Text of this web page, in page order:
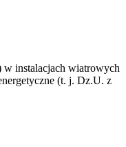
w instalacjach wiatrowych
(t. j. Dz.U. z